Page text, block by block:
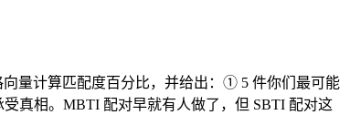
量计算匹配度百分比，并给出：① 5 件你们最可能
真相。MBTI 配对早就有人做了，但 SBTI 配对这